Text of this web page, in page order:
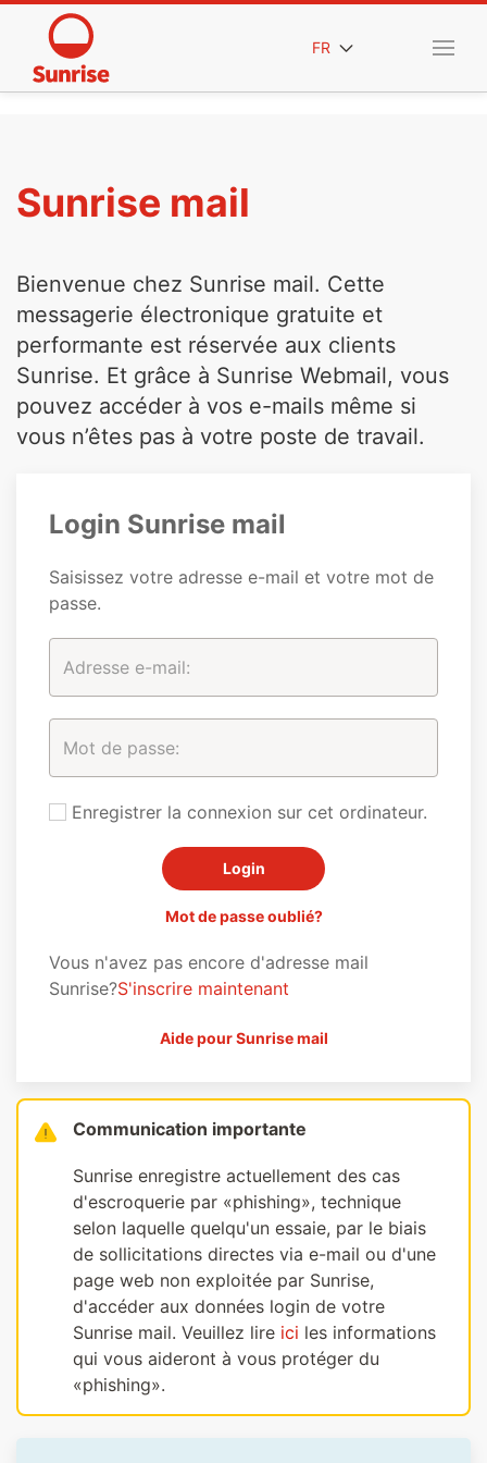
FR
Sunrise mail
Bienvenue chez Sunrise mail. Cette
messagerie électronique gratuite et
performante est réservée aux clients
Sunrise. Et grâce à Sunrise Webmail, vous
pouvez accéder à vos e-mails même si
vous n’êtes pas à votre poste de travail.
Login Sunrise mail
Saisissez votre adresse e-mail et votre mot de
passe.
Enregistrer la connexion sur cet ordinateur.
Mot de passe oublié?
Vous n'avez pas encore d'adresse mail
Sunrise?S'inscrire maintenant
Aide pour Sunrise mail
Communication importante
Sunrise enregistre actuellement des cas
d'escroquerie par «phishing», technique
selon laquelle quelqu'un essaie, par le biais
de sollicitations directes via e-mail ou d'une
page web non exploitée par Sunrise,
d'accéder aux données login de votre
Sunrise mail. Veuillez lire ici les informations
qui vous aideront à vous protéger du
«phishing».